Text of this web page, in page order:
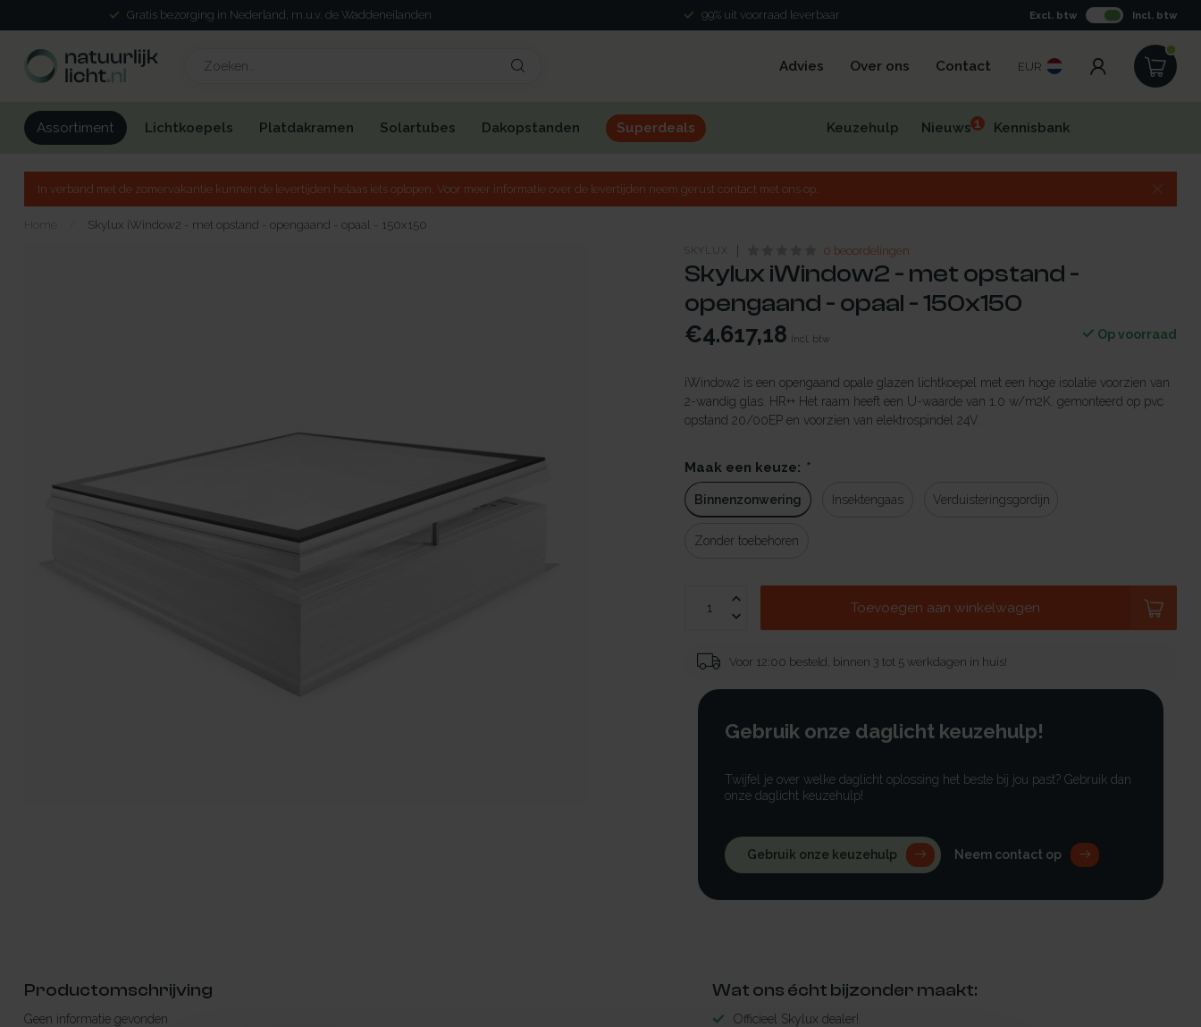
Gratis bezorging in Nederland, m.u.v. de Waddeneilanden 99% uit voorraad leverbaar Excl. btw Incl. btw
Advies Over ons Contact EUR
Assortiment Lichtkoepels Platdakramen Solartubes Dakopstanden Superdeals Keuzehulp Nieuws1 Kennisbank
In verband met de zomervakantie kunnen de levertijden helaas iets oplopen. Voor meer informatie over de levertijden neem gerust contact met ons op.
Home Skylux iWindow2 - met opstand - opengaand - opaal - 150x150
SKYLUX 0 beoordelingen
Skylux iWindow2 - met opstand -
opengaand - opaal - 150x150
€4.617,18 Incl. btw Op voorraad
iWindow2 is een opengaand opale glazen lichtkoepel met een hoge isolatie voorzien van
2-wandig glas. HR++ Het raam heeft een U-waarde van 1.0 w/m2K. gemonteerd op pvc
opstand 20/00EP en voorzien van elektrospindel 24V.
Maak een keuze: *
Binnenzonwering Insektengaas Verduisteringsgordijn
Zonder toebehoren
Toevoegen aan winkelwagen
Voor 12:00 besteld, binnen 3 tot 5 werkdagen in huis!
Gebruik onze daglicht keuzehulp!
Twijfel je over welke daglicht oplossing het beste bij jou past? Gebruik dan
onze daglicht keuzehulp!
Gebruik onze keuzehulp Neem contact op
Productomschrijving
Geen informatie gevonden
Wat ons écht bijzonder maakt:
Officieel Skylux dealer!